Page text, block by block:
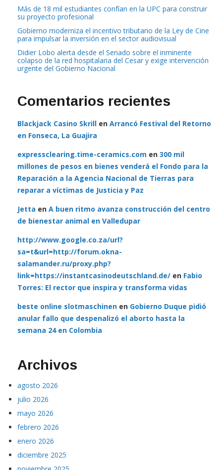
Más de 18 mil estudiantes confían en la UPC para construir
su proyecto profesional
Gobierno moderniza el incentivo tributario de la Ley de Cine
para impulsar la inversión en el sector audiovisual
Didier Lobo alerta desde el Senado sobre el inminente
colapso de la red hospitalaria del Cesar y exige intervención
urgente del Gobierno Nacional
Comentarios recientes
Blackjack Casino Skrill en Arrancó Festival del Retorno
en Fonseca, La Guajira
expressclearing.time-ceramics.com en 300 mil
millones de pesos en bienes venderá el Fondo para la
Reparación a la Agencia Nacional de Tierras para
reparar a víctimas de Justicia y Paz
Jetta en A buen ritmo avanza construcción del centro
de bienestar animal en Valledupar
http://www.google.co.za/url?
sa=t&url=http://forum.okna-
salamander.ru/proxy.php?
link=https://instantcasinodeutschland.de/ en Fabio
Torres: El rector que inspira y transforma vidas
beste online slotmaschinen en Gobierno Duque pidió
anular fallo que despenalizó el aborto hasta la
semana 24 en Colombia
Archivos
agosto 2026
julio 2026
mayo 2026
febrero 2026
enero 2026
diciembre 2025